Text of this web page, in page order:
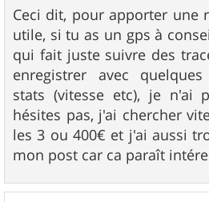
Ceci dit, pour apporter une
utile, si tu as un gps à
qui fait juste suivre des
enregistrer avec
stats (vitesse etc), je n'ai
hésites pas, j'ai chercher
les 3 ou 400€ et j'ai aussi
mon post car ca paraît